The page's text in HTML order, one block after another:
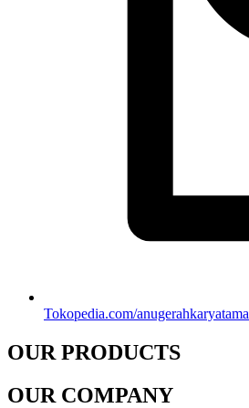
Tokopedia.com/anugerahkaryatama
OUR PRODUCTS
OUR COMPANY